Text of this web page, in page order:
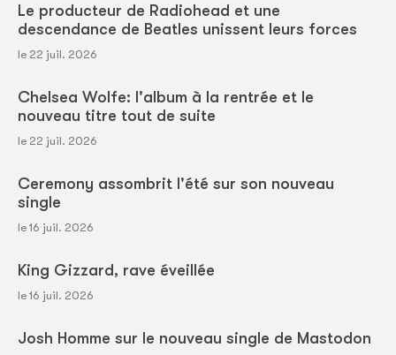
Le producteur de Radiohead et une
descendance de Beatles unissent leurs forces
le 22 juil. 2026
Chelsea Wolfe: l'album à la rentrée et le
nouveau titre tout de suite
le 22 juil. 2026
Ceremony assombrit l'été sur son nouveau
single
le 16 juil. 2026
King Gizzard, rave éveillée
le 16 juil. 2026
Josh Homme sur le nouveau single de Mastodon